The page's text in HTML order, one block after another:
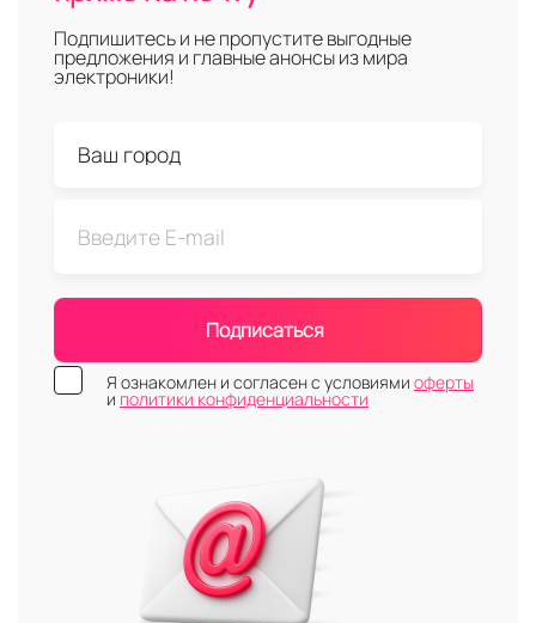
Подпишитесь и не пропустите выгодные
предложения и главные анонсы из мира
электроники!
Подписаться
Я ознакомлен и согласен с условиями оферты
и политики конфиденциальности